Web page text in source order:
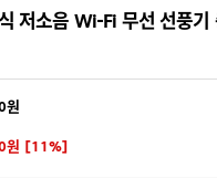
저소음 Wi-Fi 무선 선풍기
원
원 [11%]